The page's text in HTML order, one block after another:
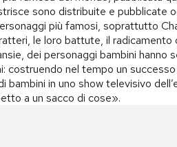
sono distribuite e pubblicate
più famosi, soprattutto
le loro battute, il
dei personaggi bambini
costruendo nel tempo un
bambini in uno show televisivo
a un sacco di cose».